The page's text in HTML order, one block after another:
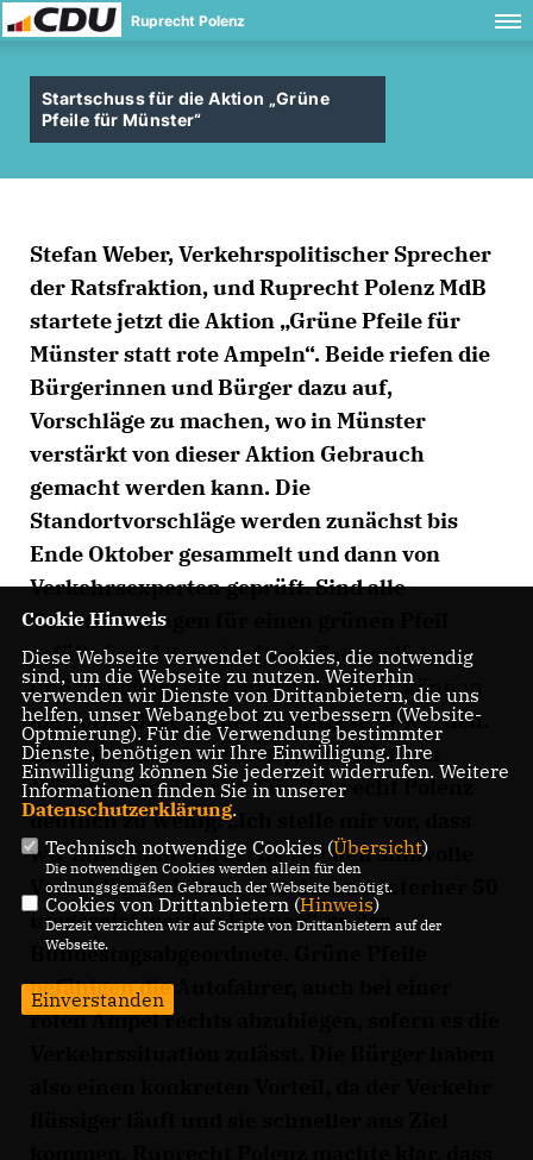
Ruprecht Polenz
Startschuss für die Aktion „Grüne
Pfeile für Münster“
Stefan Weber, Verkehrspolitischer Sprecher
der Ratsfraktion, und Ruprecht Polenz MdB
startete jetzt die Aktion „Grüne Pfeile für
Münster statt rote Ampeln“. Beide riefen die
Bürgerinnen und Bürger dazu auf,
Vorschläge zu machen, wo in Münster
verstärkt von dieser Aktion Gebrauch
gemacht werden kann. Die
Standortvorschläge werden zunächst bis
Ende Oktober gesammelt und dann von
Verkehrsexperten geprüft. Sind alle
Voraussetzungen für einen grünen Pfeil
erfüllt (vor Allem darf kein Fahrradfahrer
und Fußgänger gefährdet werden), können
die Vorschläge in die Tat umgesetzt werden.
Bis dato sind nur sieben grüne Pfeile in
Münster angebracht. Für Ruprecht Polenz
deutlich zu wenig: „Ich stelle mir vor, dass
wir innerhalb von sechs Wochen sinnvolle
Vorschläge erhalten, von denen hinterher 50
umgesetzt werden können“, so der
Bundestagsabgeordnete. Grüne Pfeile
befähigen die Autofahrer, auch bei einer
roten Ampel rechts abzubiegen, sofern es die
Cookie Hinweis
Diese Webseite verwendet Cookies, die notwendig
sind, um die Webseite zu nutzen. Weiterhin
verwenden wir Dienste von Drittanbietern, die uns
helfen, unser Webangebot zu verbessern (Website-
Optmierung). Für die Verwendung bestimmter
Dienste, benötigen wir Ihre Einwilligung. Ihre
Einwilligung können Sie jederzeit widerrufen. Weitere
Informationen finden Sie in unserer
Datenschutzerklärung.
Technisch notwendige Cookies (Übersicht)
Die notwendigen Cookies werden allein für den
ordnungsgemäßen Gebrauch der Webseite benötigt.
Cookies von Drittanbietern (Hinweis)
Derzeit verzichten wir auf Scripte von Drittanbietern auf der
Webseite.
Einverstanden